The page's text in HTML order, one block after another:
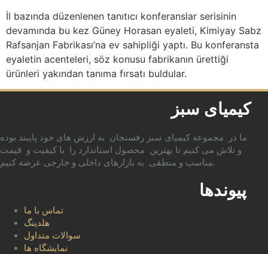
İl bazında düzenlenen tanıtıcı konferanslar serisinin
devamında bu kez Güney Horasan eyaleti, Kimiyay Sabz
Rafsanjan Fabrikası’na ev sahipliği yaptı. Bu konferansta
eyaletin acenteleri, söz konusu fabrikanın ürettiği
ürünleri yakından tanıma fırsatı buldular.
کیمیای سبز
ما در مجموعه کیمیای سبز رفسنجان به ارزش های خود پایبند بوده
و تلاش می کنیم تا بهترین محصول استاندارد را با کیفیت و قیمت
مناسب و منطقی به بازارهای داخلی و خارجی عرضه کنیم.
پیوندها
تماس با ما
هلدینگ
سوالات متداول
نمایشگاه ها